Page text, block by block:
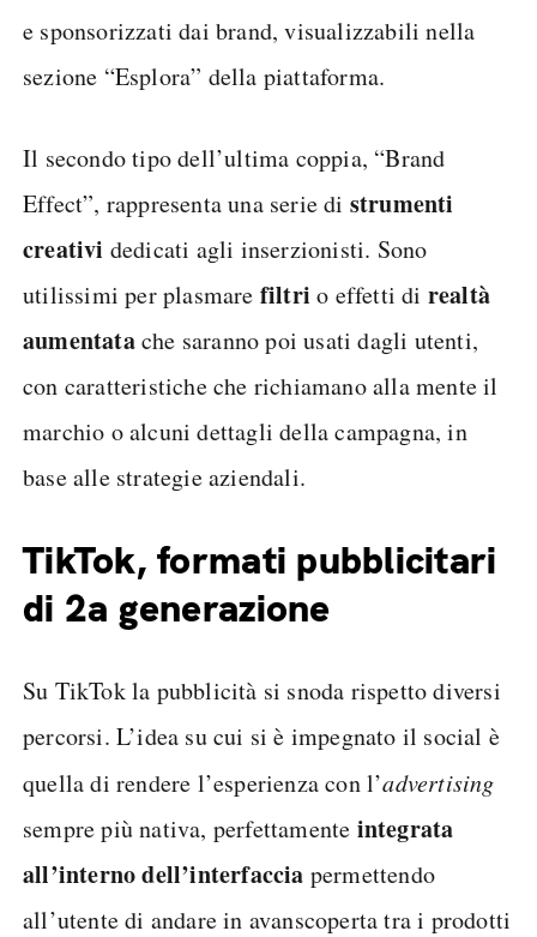
e sponsorizzati dai brand, visualizzabili nella
sezione “Esplora” della piattaforma.
Il secondo tipo dell’ultima coppia, “Brand
Effect”, rappresenta una serie di strumenti
creativi dedicati agli inserzionisti. Sono
utilissimi per plasmare filtri o effetti di realtà
aumentatache saranno poi usati dagli utenti,
con caratteristiche che richiamano alla mente il
marchio o alcuni dettagli della campagna, in
base alle strategie aziendali.
TikTok, formati pubblicitari
di 2a generazione
Su TikTok la pubblicità si snoda rispetto diversi
percorsi. L’idea su cui si è impegnato il social è
quella di rendere l’esperienza con l’advertising
sempre più nativa, perfettamente integrata
all’interno dell’interfaccia permettendo
all’utente di andare in avanscoperta tra i prodotti